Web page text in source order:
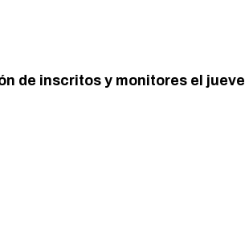
de inscritos y monitores el